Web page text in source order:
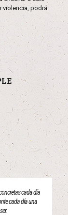
violencia, podrá
cada día
cada día una